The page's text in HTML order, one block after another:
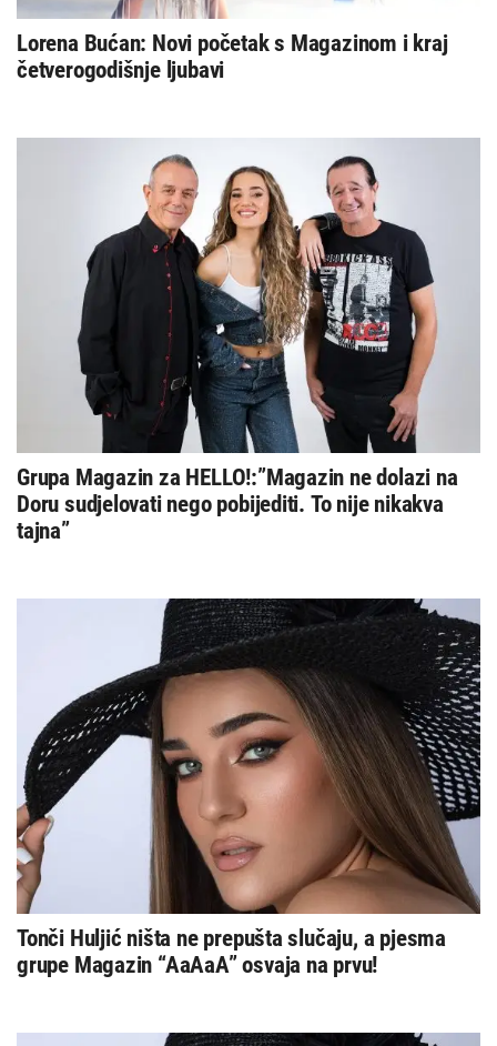
Lorena Bućan: Novi početak s Magazinom i kraj
četverogodišnje ljubavi
Grupa Magazin za HELLO!:”Magazin ne dolazi na
Doru sudjelovati nego pobijediti. To nije nikakva
tajna”
Tonči Huljić ništa ne prepušta slučaju, a pjesma
grupe Magazin “AaAaA” osvaja na prvu!